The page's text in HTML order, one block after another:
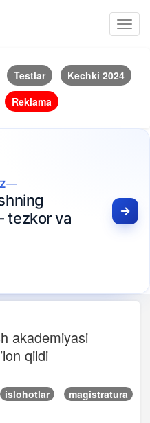
Testlar
Kechki 2024
Reklama
va
akademiyasi
qildi
islohotlar magistratura